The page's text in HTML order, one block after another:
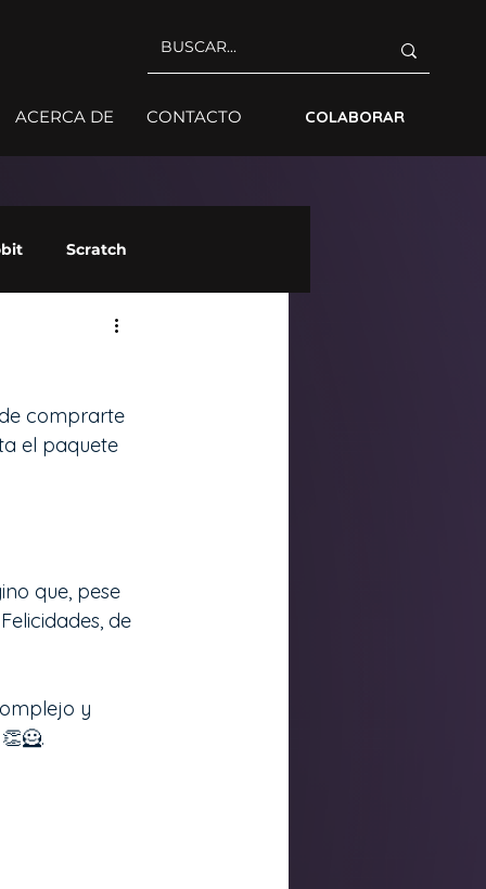
ACERCA DE CONTACTO COLABORAR
Scratch
comprarte
el paquete
que, pese
de
y